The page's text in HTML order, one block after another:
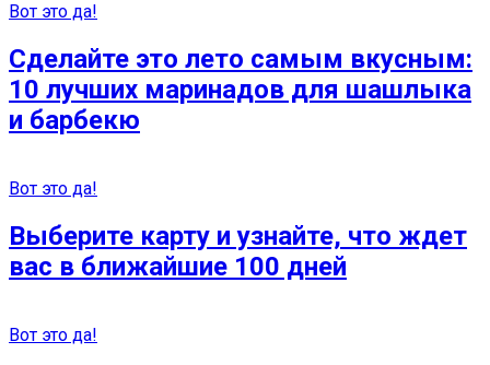
Вот это да!
Сделайте это лето самым вкусным:
10 лучших маринадов для шашлыка
и барбекю
Вот это да!
Выберите карту и узнайте, что ждет
вас в ближайшие 100 дней
Вот это да!